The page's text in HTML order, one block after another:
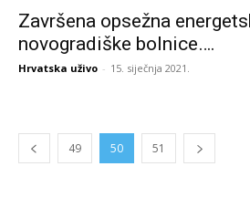
Završena opsežna
novogradiške bolnice….
Hrvatska uživo - 15. siječnja 2021.
49 50 51